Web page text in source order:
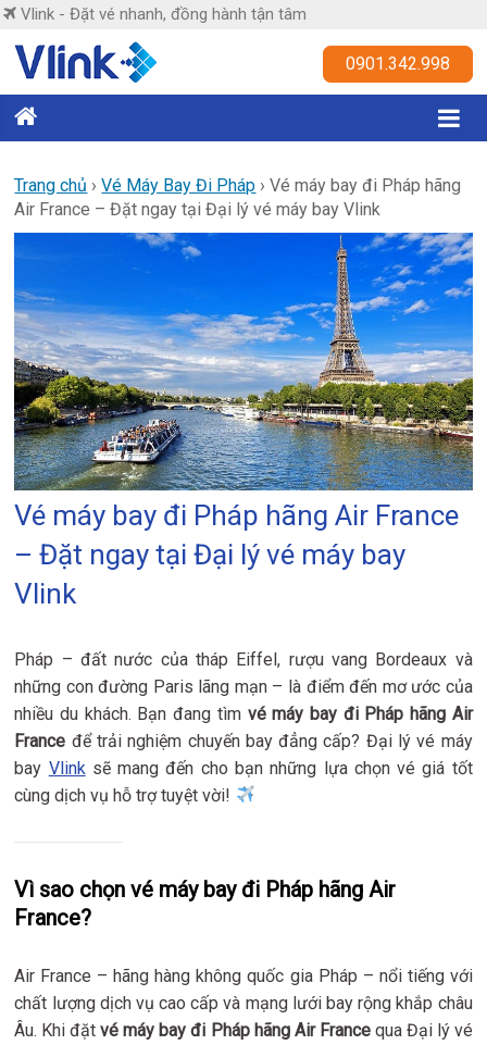
Skip
content
Vlink - Đặt vé nhanh, đồng hành tận tâm
Vlink
nhanh,
đồng
hành
tâm
0901.342.998
Trang chủ ›Vé Máy Bay Đi Pháp ›Vé máy bay đi Pháp hãng
Air France – Đặt ngay tại Đại lý vé máy bay Vlink
Vé máy bay đi Pháp hãng Air France
– Đặt ngay tại Đại lý vé máy bay
Vlink
Pháp – đất nước của tháp Eiffel, rượu vang Bordeaux và
những con đường Paris lãng mạn – là điểm đến mơ ước của
nhiều du khách. Bạn đang tìm vé máy bay đi Pháp hãng Air
France để trải nghiệm chuyến bay đẳng cấp? Đại lý vé máy
bay Vlinksẽ mang đến cho bạn những lựa chọn vé giá tốt
cùng dịch vụ hỗ trợ tuyệt vời!
Vì sao chọn vé máy bay đi Pháp hãng Air
France?
Air France – hãng hàng không quốc gia Pháp – nổi tiếng với
chất lượng dịch vụ cao cấp và mạng lưới bay rộng khắp châu
Âu. Khi đặtvé máy bay đi Pháp hãng Air Francequa Đại lý vé